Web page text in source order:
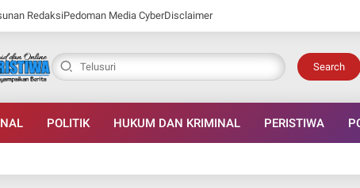
RedaksiPedoman Media CyberDisclaimer
Search
POLITIK HUKUM DAN KRIMINAL PERISTIWA